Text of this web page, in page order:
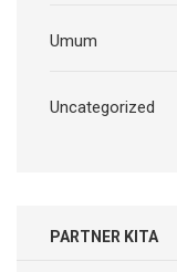
Umum
Uncategorized
PARTNER KITA